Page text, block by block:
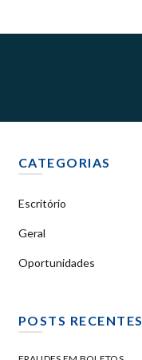
CATEGORIAS
Escritório
Geral
Oportunidades
POSTS RECENTES